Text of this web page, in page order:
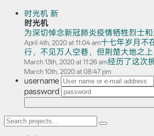
时光机 新
时光机
为深切悼念新冠肺炎疫情牺牲烈士
April 4th, 2020 at 11:04 am十七年岁月不
行，不见万人空巷，但荆楚大地之
March 13th, 2020 at 11:26 am经历了这次
March 10th, 2020 at 08:47 pm
username
password